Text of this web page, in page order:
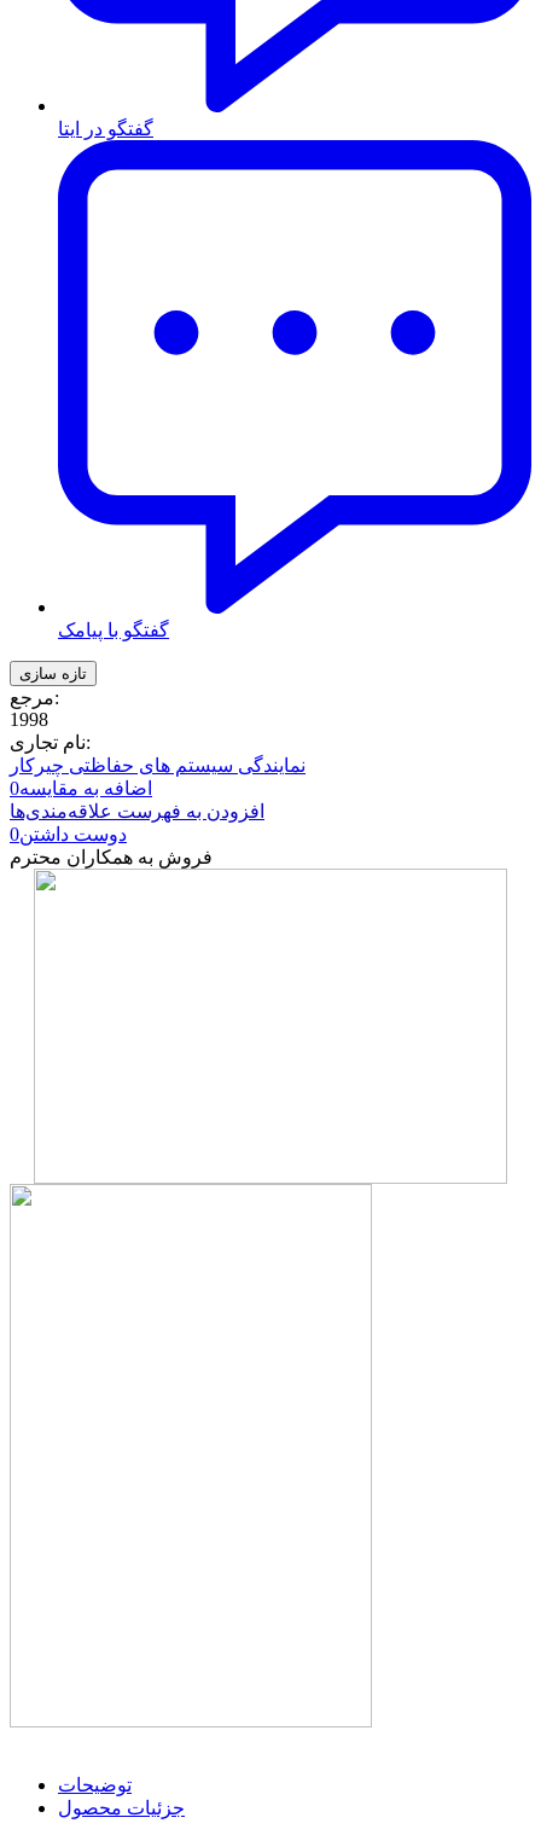
گفتگو در ایتا
گفتگو با پیامک
مرجع:
1998
نام تجاری:
نمایندگی سیستم های حفاظتی چیرکار
اضافه به مقایسه0
افزودن به فهرست علاقه‌مندی‌ها
دوست داشتن0
فروش به همکاران محترم
توضیحات
جزئیات محصول